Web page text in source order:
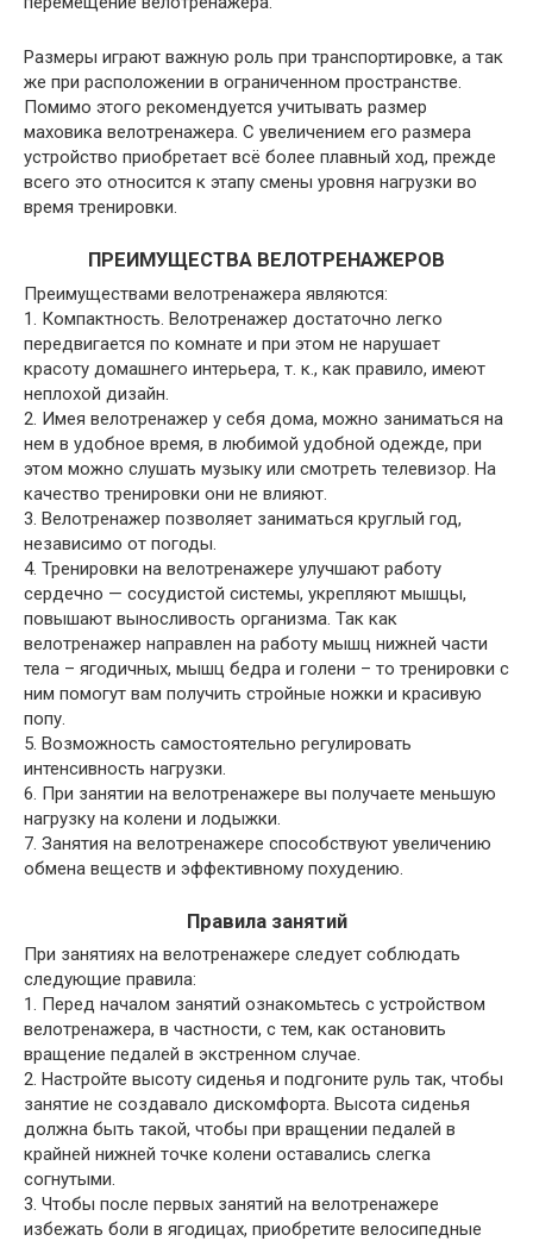
Размеры играют важную роль при транспортировке, а так
же при расположении в ограниченном пространстве.
Помимо этого рекомендуется учитывать размер
маховика велотренажера. С увеличением его размера
устройство приобретает всё более плавный ход, прежде
всего это относится к этапу смены уровня нагрузки во
время тренировки.
ПРЕИМУЩЕСТВА ВЕЛОТРЕНАЖЕРОВ
Преимуществами велотренажера являются:
1. Компактность. Велотренажер достаточно легко
передвигается по комнате и при этом не нарушает
красоту домашнего интерьера, т. к., как правило, имеют
неплохой дизайн.
2. Имея велотренажер у себя дома, можно заниматься на
нем в удобное время, в любимой удобной одежде, при
этом можно слушать музыку или смотреть телевизор. На
качество тренировки они не влияют.
3. Велотренажер позволяет заниматься круглый год,
независимо от погоды.
4. Тренировки на велотренажере улучшают работу
сердечно — сосудистой системы, укрепляют мышцы,
повышают выносливость организма. Так как
велотренажер направлен на работу мышц нижней части
тела – ягодичных, мышц бедра и голени – то тренировки с
ним помогут вам получить стройные ножки и красивую
попу.
5. Возможность самостоятельно регулировать
интенсивность нагрузки.
6. При занятии на велотренажере вы получаете меньшую
нагрузку на колени и лодыжки.
7. Занятия на велотренажере способствуют увеличению
обмена веществ и эффективному похудению.
Правила занятий
При занятиях на велотренажере следует соблюдать
следующие правила:
1. Перед началом занятий ознакомьтесь с устройством
велотренажера, в частности, с тем, как остановить
вращение педалей в экстренном случае.
2. Настройте высоту сиденья и подгоните руль так, чтобы
занятие не создавало дискомфорта. Высота сиденья
должна быть такой, чтобы при вращении педалей в
крайней нижней точке колени оставались слегка
согнутыми.
3. Чтобы после первых занятий на велотренажере
избежать боли в ягодицах, приобретите велосипедные